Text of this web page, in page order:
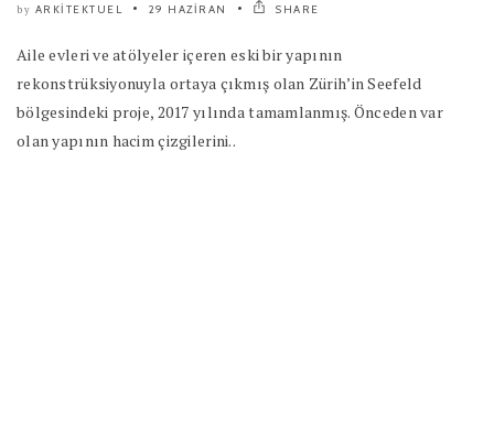
by ARKITEKTUEL 29 HAZIRAN SHARE
Aile evleri ve atölyeler içeren eski bir yapının
rekonstrüksiyonuyla ortaya çıkmış olan Zürih’in Seefeld
bölgesindeki proje, 2017 yılında tamamlanmış. Önceden var
olan yapının hacim çizgilerini..